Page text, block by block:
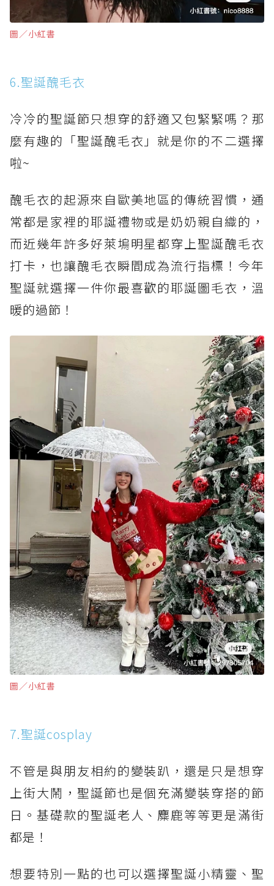
圖∕小紅書
6.聖誕醜毛衣
冷冷的聖誕節只想穿的舒適又包緊緊嗎？那
麼有趣的「聖誕醜毛衣」就是你的不二選擇
啦~
醜毛衣的起源來自歐美地區的傳統習慣，通
常都是家裡的耶誕禮物或是奶奶親自織的，
而近幾年許多好萊塢明星都穿上聖誕醜毛衣
打卡，也讓醜毛衣瞬間成為流行指標！今年
聖誕就選擇一件你最喜歡的耶誕圖毛衣，溫
暖的過節！
圖∕小紅書
7.聖誕cosplay
不管是與朋友相約的變裝趴，還是只是想穿
上街大鬧，聖誕節也是個充滿變裝穿搭的節
日。基礎款的聖誕老人、麋鹿等等更是滿街
都是！
想要特別一點的也可以選擇聖誕小精靈、聖